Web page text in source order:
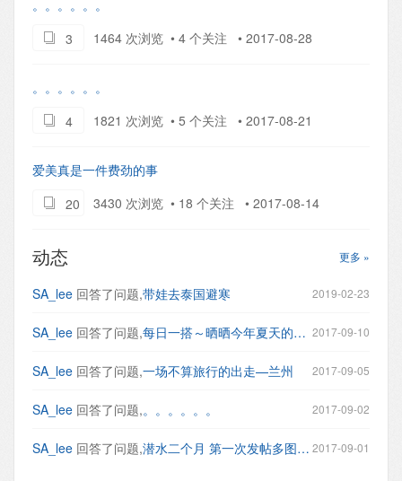
。。。。。。
3
1464 次浏览 • 4 个关注 • 2017-08-28
。。。。。。
4
1821 次浏览 • 5 个关注 • 2017-08-21
爱美真是一件费劲的事
20
3430 次浏览 • 18 个关注 • 2017-08-14
更多 »
动态
2019-02-23
SA_lee 回答了问题,带娃去泰国避寒
2017-09-10
SA_lee 回答了问题, 每日一搭～晒晒今年夏天的上班穿搭
2017-09-05
SA_lee 回答了问题,一场不算旅行的出走—兰州
2017-09-02
SA_lee 回答了问题,。。。。。。
2017-09-01
SA_lee 回答了问题, 潜水二个月 第一次发帖多图来袭 求指点适合我的风格？